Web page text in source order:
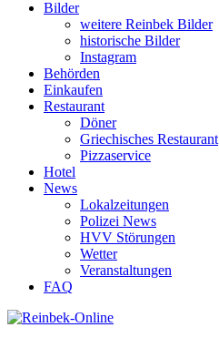
Bilder
weitere Reinbek Bilder
historische Bilder
Instagram
Behörden
Einkaufen
Restaurant
Döner
Griechisches Restaurant
Pizzaservice
Hotel
News
Lokalzeitungen
Polizei News
HVV Störungen
Wetter
Veranstaltungen
FAQ